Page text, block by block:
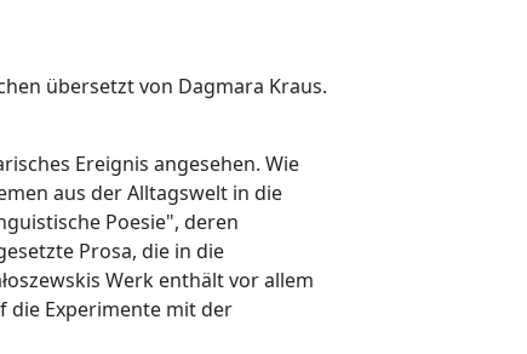
übersetzt von Dagmara Kraus.
Ereignis angesehen. Wie
aus der Alltagswelt in die
Poesie", deren
Prosa, die in die
Werk enthält vor allem
die Experimente mit der